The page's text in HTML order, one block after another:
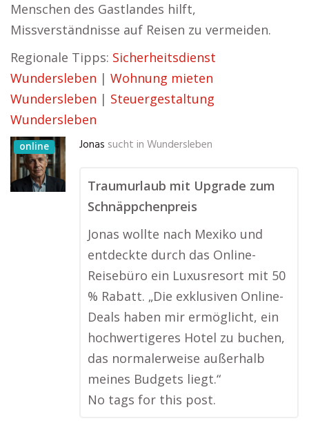
Menschen des Gastlandes hilft,
Missverständnisse auf Reisen zu vermeiden.
Regionale Tipps: Sicherheitsdienst
Wundersleben | Wohnung mieten
Wundersleben | Steuergestaltung
Wundersleben
online Jonas sucht in Wundersleben
Traumurlaub mit Upgrade zum
Schnäppchenpreis
Jonas wollte nach Mexiko und
entdeckte durch das Online-
Reisebüro ein Luxusresort mit 50
% Rabatt. „Die exklusiven Online-
Deals haben mir ermöglicht, ein
hochwertigeres Hotel zu buchen,
das normalerweise außerhalb
meines Budgets liegt.“
No tags for this post.